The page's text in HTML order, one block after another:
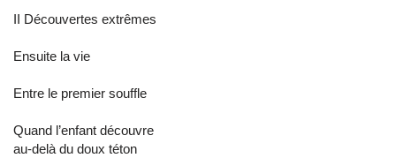
II Découvertes extrêmes
Ensuite la vie
Entre le premier souffle
Quand l’enfant découvre
au-delà du doux téton